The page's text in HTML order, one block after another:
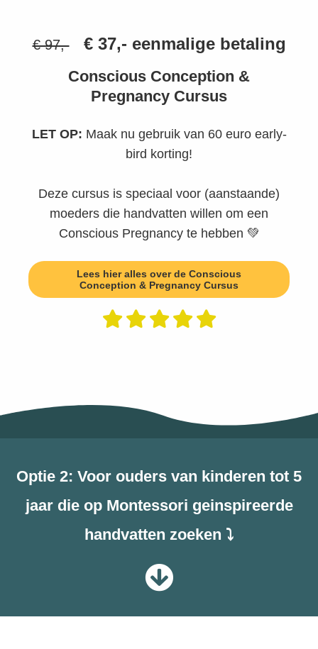
€ 97,- € 37,- eenmalige betaling
Conscious Conception &
Pregnancy Cursus
LET OP: Maak nu gebruik van 60 euro early-
bird korting!
Deze cursus is speciaal voor (aanstaande)
moeders die handvatten willen om een
Conscious Pregnancy te hebben 💚
Lees hier alles over de Conscious
Conception & Pregnancy Cursus
Optie 2: Voor ouders van kinderen tot 5
jaar die op Montessori geinspireerde
handvatten zoeken ⤵️